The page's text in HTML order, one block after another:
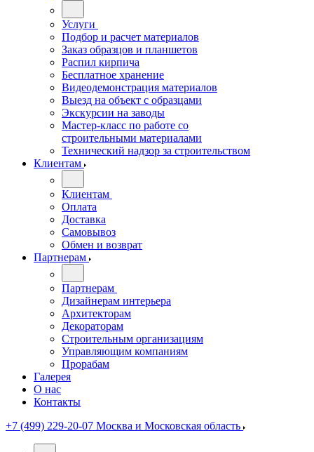
Услуги
Подбор и расчет материалов
Заказ образцов и планшетов
Распил кирпича
Бесплатное хранение
Видеодемонстрация материалов
Выезд на объект с образцами
Экскурсии на заводы
Мастер-класс по работе со
строительными материалами
Технический надзор за строительством
Клиентам
Клиентам
Оплата
Доставка
Самовывоз
Обмен и возврат
Партнерам
Партнерам
Дизайнерам интерьера
Архитекторам
Декораторам
Строительным организациям
Управляющим компаниям
Прорабам
Галерея
О нас
Контакты
+7 (499) 229-20-07 Москва и Московская область